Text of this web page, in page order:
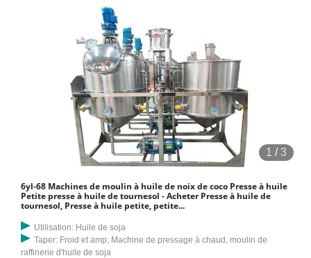
1 /3
6yl-68 Machines de moulin à huile de noix de coco Presse à huile
Petite presse à huile de tournesol - Acheter Presse à huile de
tournesol, Presse à huile petite, petite...
Utilisation: Huile de soja
Taper: Froid et amp; Machine de pressage à chaud, moulin de
raffinerie d'huile de soja